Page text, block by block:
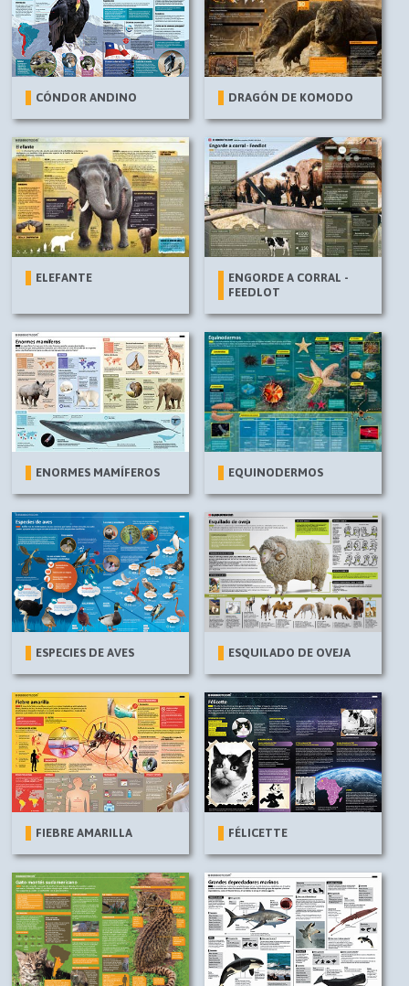
CÓNDOR ANDINO DRAGÓN DE KOMODO
ELEFANTE
ENGORDE A CORRAL -
FEEDLOT
ENORMES MAMÍFEROS EQUINODERMOS
ESPECIES DE AVES ESQUILADO DE OVEJA
FIEBRE AMARILLA FÉLICETTE